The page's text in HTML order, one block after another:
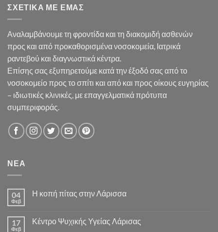
ΣΧΕΤΙΚΆ ΜΕ ΕΜΆΣ
Αναλαμβάνουμε τη φροντίδα και τη διακομιδή ασθενών
προς και από προκαθορισμένα νοσοκομεία, Ιατρικά
ραντεβού και διαγνωστικά κέντρα.
Επίσης σας εξυπηρετούμε κατά την έξοδό σας από το
νοσοκομείο προς το σπίτι και από και προς οίκους ευγηρίας
– ιδιωτικές κλινικές, με επαγγελματικά πρότυπα
συμπεριφοράς.
ΝΕΑ
04
Φεβ
Η κοπή πίτας στην Λάρισσα
17
Φεβ
Κέντρο Ψυχικής Υγείας Λάρισας